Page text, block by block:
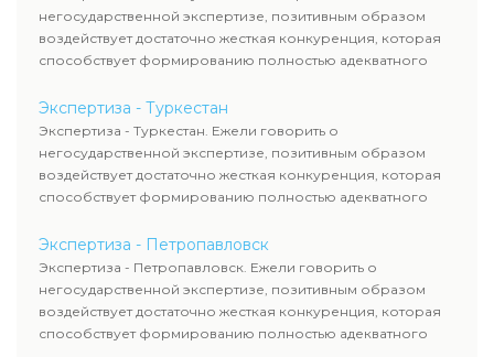
негосударственной экспертизе, позитивным образом
воздействует достаточно жесткая конкуренция, которая
способствует формированию полностью адекватного
Экспертиза - Туркестан
Экспертиза - Туркестан. Ежели говорить о
негосударственной экспертизе, позитивным образом
воздействует достаточно жесткая конкуренция, которая
способствует формированию полностью адекватного
Экспертиза - Петропавловск
Экспертиза - Петропавловск. Ежели говорить о
негосударственной экспертизе, позитивным образом
воздействует достаточно жесткая конкуренция, которая
способствует формированию полностью адекватного